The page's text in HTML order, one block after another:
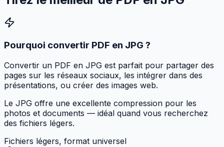
Pourquoi convertir PDF en JPG ?
Convertir un PDF en JPG est parfait pour partager des
pages sur les réseaux sociaux, les intégrer dans des
présentations, ou créer des images web.
Le JPG offre une excellente compression pour les
photos et documents — idéal quand vous recherchez
des fichiers légers.
Fichiers légers, format universel